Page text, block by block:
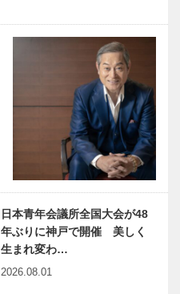
に向けて…
近代建築の巨
匠、フラン
ク・ロイド・
ライトを学ぶ
｜Chapter
15（最終
回） …
ひょうご神戸
まちかど学だ
より｜「防災
処置実演の集
い」｜東灘区
の宮地病…
出会いと学びの旅から
Vol.20
日本青年会議所全国大会が48
年ぶりに神戸で開催 美しく
生まれ変わ…
2026.08.01